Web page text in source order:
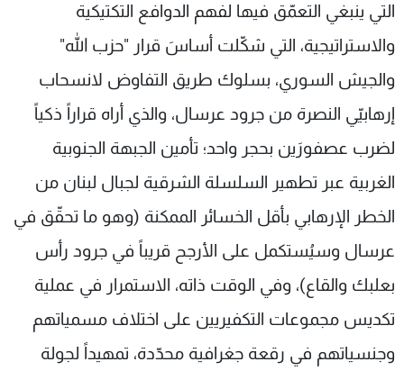
التي ينبغي التعمّق فيها لفهم الدوافع التكتيكية
والاستراتيجية، التي شكّلت أساسَ قرار "حزب الله"
والجيش السوري، بسلوك طريق التفاوض لانسحاب
إرهابيّي النصرة من جرود عرسال، والذي أراه قراراً ذكياً
لضرب عصفورَين بحجر واحد؛ تأمين الجبهة الجنوبية
الغربية عبر تطهير السلسلة الشرقية لجبال لبنان من
الخطر الإرهابي بأقل الخسائر الممكنة (وهو ما تحقّق في
عرسال وسيُستكمل على الأرجح قريباً في جرود رأس
بعلبك والقاع)، وفي الوقت ذاته، الاستمرار في عملية
تكديس مجموعات التكفيريين على اختلاف مسمياتهم
وجنسياتهم في رقعة جغرافية محدّدة، تمهيداً لجولة